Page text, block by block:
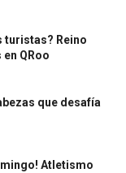
turistas? Reino
QRoo
que desafía
Atletismo